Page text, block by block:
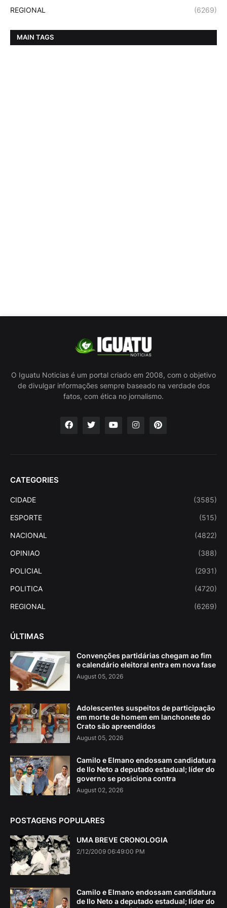
REGIONAL (6269)
MAIN TAGS
O Iguatu Noticias é um portal criado em 2008, com o objetivo
de divulgar informações sempre baseado na verdade dos
fatos, com ética no jornalismo.
CATEGORIES
CIDADE (3585)
ESPORTE (515)
NACIONAL (4822)
OPINIAO (388)
POLICIAL (2931)
POLITICA (4720)
REGIONAL (6269)
ÚLTIMAS
Convenções partidárias chegam ao fim
e calendário eleitoral entra em nova fase
August 05, 2026
Adolescentes suspeitos de participação
em morte de homem em lanchonete do
Crato são apreendidos
August 05, 2026
Camilo e Elmano endossam candidatura
de Ilo Neto a deputado estadual; líder do
governo se posiciona contra
August 02, 2026
POSTAGENS POPULARES
UMA BREVE CRONOLOGIA
2/12/2009 06:49:00 PM
Camilo e Elmano endossam candidatura
de Ilo Neto a deputado estadual; líder do